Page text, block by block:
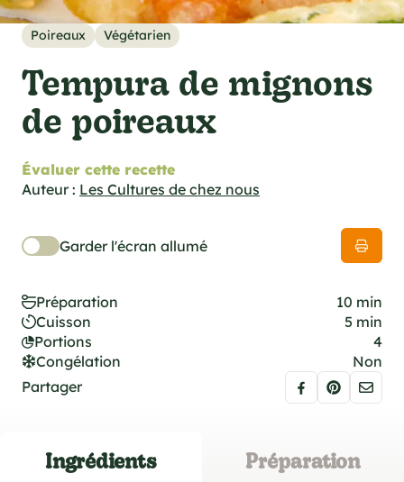
techniques
foodiePoireaux Végétarien
Tempura de mignons
de poireaux
Évaluer cette recette
Auteur : Les Cultures de chez nous
Garder l'écran allumé
Préparation
10 min
Cuisson
5 min
Portions
4
Congélation
Non
Partager
Ingrédients Préparation